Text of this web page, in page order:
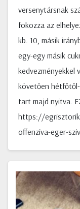
versenytársnak
fokozza az
kb. 10, másik
egy-egy másik
kedvezményekkel
követően
tart majd nyitva.
https://
offenziva-eger-